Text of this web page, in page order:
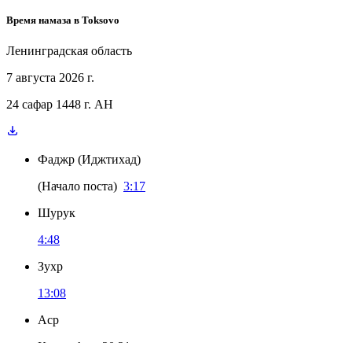
Время намаза в Toksovo
Ленинградская область
7 августа 2026 г.
24 сафар 1448 г. AH
Фаджр (Иджтихад)
(Начало поста) 3:17
Шурук
4:48
Зухр
13:08
Аср